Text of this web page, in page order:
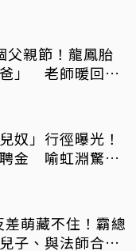
父親節！龍鳳胎
」 老師暖回一
奴」行徑曝光！
金 喻虹淵驚
萌藏不住！霸總
子、與法師合照